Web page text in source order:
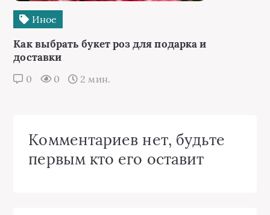
Иное
Как выбрать букет роз для подарка и
доставки
0 0 2 мин.
Комментариев нет, будьте
первым кто его оставит